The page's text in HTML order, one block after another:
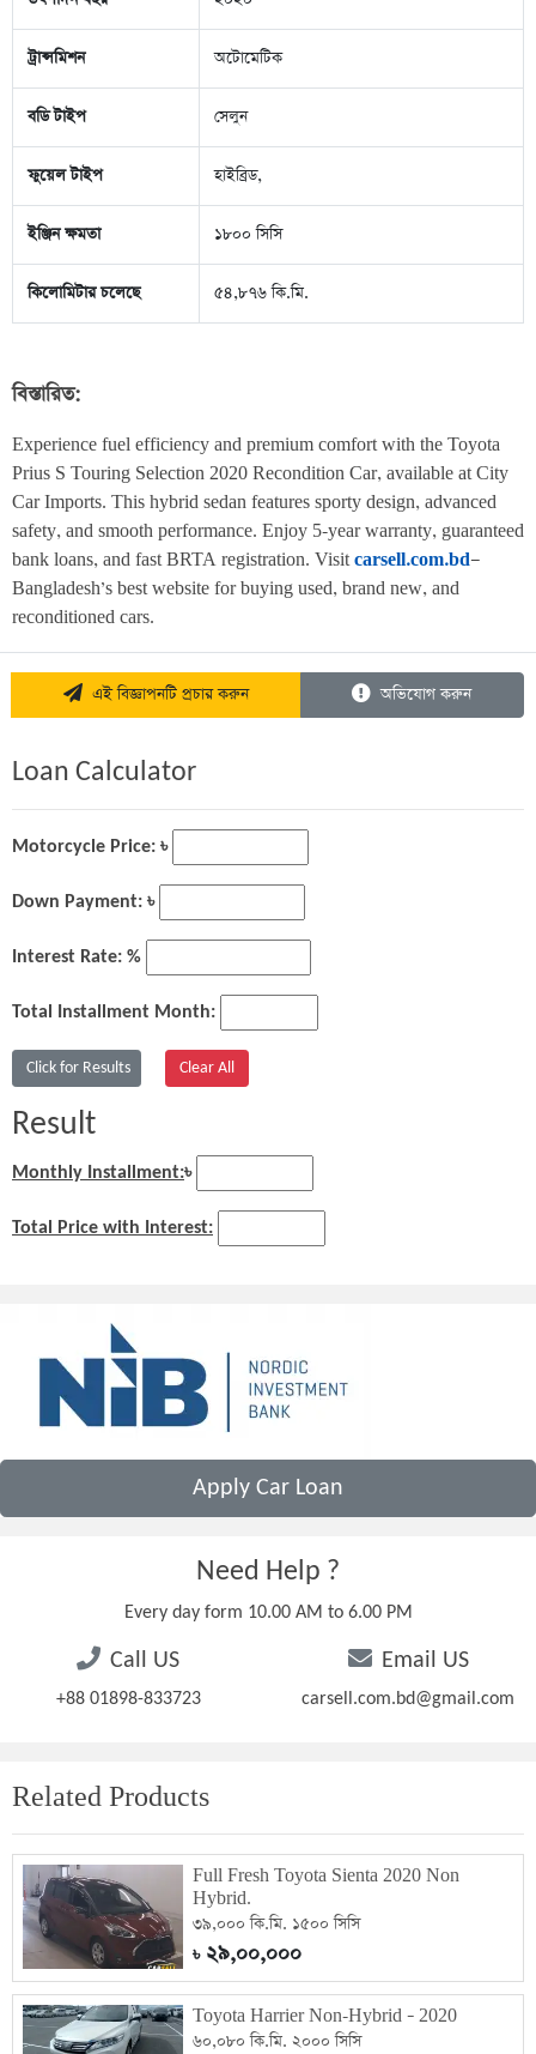
ট্রান্সমিশন অটোমেটিক
বডি টাইপ সেলুন
ফুয়েল টাইপ হাইব্রিড,
ইঞ্জিন ক্ষমতা ১৮০০ সিসি
কিলোমিটার চলেছে ৫৪,৮৭৬ কি.মি.
বিস্তারিত:
Experience fuel efficiency and premium comfort with the Toyota
Prius S Touring Selection 2020 Recondition Car, available at City
Car Imports. This hybrid sedan features sporty design, advanced
safety, and smooth performance. Enjoy 5-year warranty, guaranteed
bank loans, and fast BRTA registration. Visit carsell.com.bd—
Bangladesh’s best website for buying used, brand new, and
reconditioned cars.
এই বিজ্ঞাপনটি প্রচার করুন অভিযোগ করুন
Loan Calculator
Motorcycle Price: ৳
Down Payment: ৳
Interest Rate: %
Total Installment Month:
Result
Monthly Installment:৳
Total Price with Interest:
Apply Car Loan
Need Help ?
Every day form 10.00 AM to 6.00 PM
Call US
+88 01898-833723
Email US
carsell.com.bd@gmail.com
Related Products
Full Fresh Toyota Sienta 2020 Non
Hybrid.
৩৯,০০০ কি.মি. ১৫০০ সিসি
৳২৯,০০,০০০
Toyota Harrier Non-Hybrid – 2020
৬০,০৮০ কি.মি. ২০০০ সিসি